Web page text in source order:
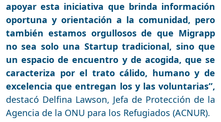
apoyar esta iniciativa que brinda información
oportuna y orientación a la comunidad, pero
también estamos orgullosos de que Migrapp
no sea solo una Startup tradicional, sino que
un espacio de encuentro y de acogida, que se
caracteriza por el trato cálido, humano y de
excelencia que entregan los y las voluntarias”,
destacó Delfina Lawson, Jefa de Protección de la
Agencia de la ONU para los Refugiados (ACNUR).